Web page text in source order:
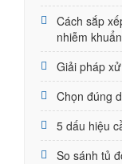
Cách sắp
nhiễm khuẩn
Giải pháp
Chọn đúng
5 dấu hiệu
So sánh tủ